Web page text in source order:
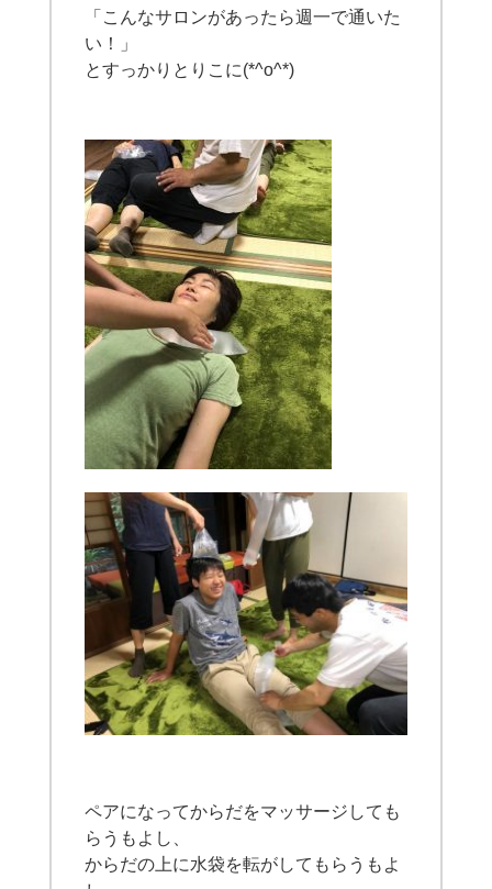
「こんなサロンがあったら週一で通いた
い！」
とすっかりとりこに(*^o^*)
ペアになってからだをマッサージしても
らうもよし、
からだの上に水袋を転がしてもらうもよ